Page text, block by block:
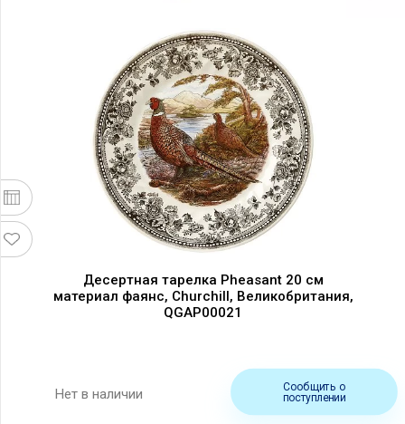
Десертная тарелка Pheasant 20 см
материал фаянс, Churchill, Великобритания,
QGAP00021
Нет в наличии
Сообщить о
поступлении